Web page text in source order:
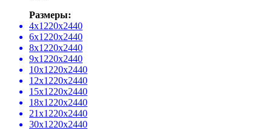
Размеры:
4х1220х2440
6х1220х2440
8х1220х2440
9х1220х2440
10х1220х2440
12х1220х2440
15х1220х2440
18х1220х2440
21х1220х2440
30х1220х2440